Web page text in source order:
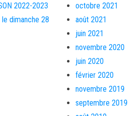
2022-2023
dimanche 28
octobre 2021
août 2021
juin 2021
novembre 2020
juin 2020
février 2020
novembre 2019
septembre 2019